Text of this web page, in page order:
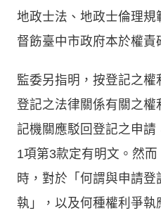
地政士法、地政士倫理
督飭臺中市政府本於權責
監委另指明，按登記之
登記之法律關係有關之
記機關應駁回登記之申
1項第3款定有明文。然
時，對於「何謂與申請
執」，以及何種權利爭